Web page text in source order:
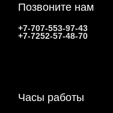
Позвоните нам
+7-707-553-97-43
+7-7252-57-48-70
Часы работы